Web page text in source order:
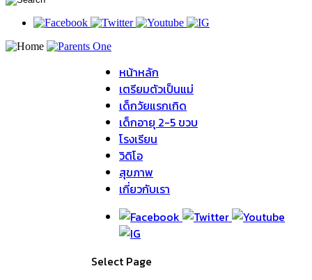
หน้าหลัก
เตรียมตัวเป็นแม่
เด็กวัยแรกเกิด
เด็กอายุ 2-5 ขวบ
โรงเรียน
วิดิโอ
สุขภาพ
เกี่ยวกับเรา
Select Page